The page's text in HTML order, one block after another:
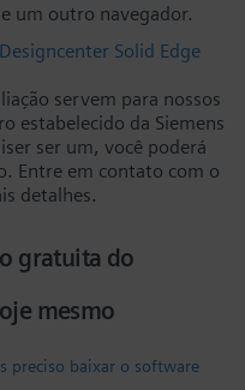
um outro navegador.
Solid Edge
servem para nossos
estabelecido da Siemens
ser um, você poderá
Entre em contato com o
detalhes.
gratuita do
mesmo
preciso baixar o software